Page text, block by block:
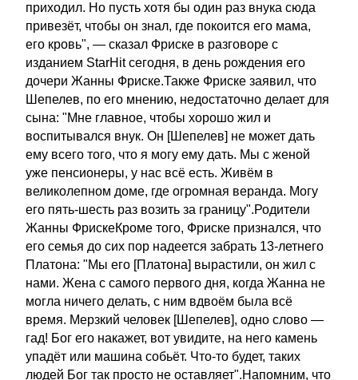
приходил. Но пусть хотя бы один раз внука сюда
привезёт, чтобы он знал, где покоится его мама,
его кровь", — сказал Фриске в разговоре с
изданием StarHit сегодня, в день рождения его
дочери Жанны Фриске.Также Фриске заявил, что
Шепелев, по его мнению, недостаточно делает для
сына: "Мне главное, чтобы хорошо жил и
воспитывался внук. Он [Шепелев] не может дать
ему всего того, что я могу ему дать. Мы с женой
уже пенсионеры, у нас всё есть. Живём в
великолепном доме, где огромная веранда. Могу
его пять-шесть раз возить за границу".Родители
Жанны ФрискеКроме того, Фриске признался, что
его семья до сих пор надеется забрать 13-летнего
Платона: "Мы его [Платона] вырастили, он жил с
нами. Жена с самого первого дня, когда Жанна не
могла ничего делать, с ним вдвоём была всё
время. Мерзкий человек [Шепелев], одно слово —
гад! Бог его накажет, вот увидите, на него камень
упадёт или машина собьёт. Что-то будет, таких
людей Бог так просто не оставляет".Напомним, что